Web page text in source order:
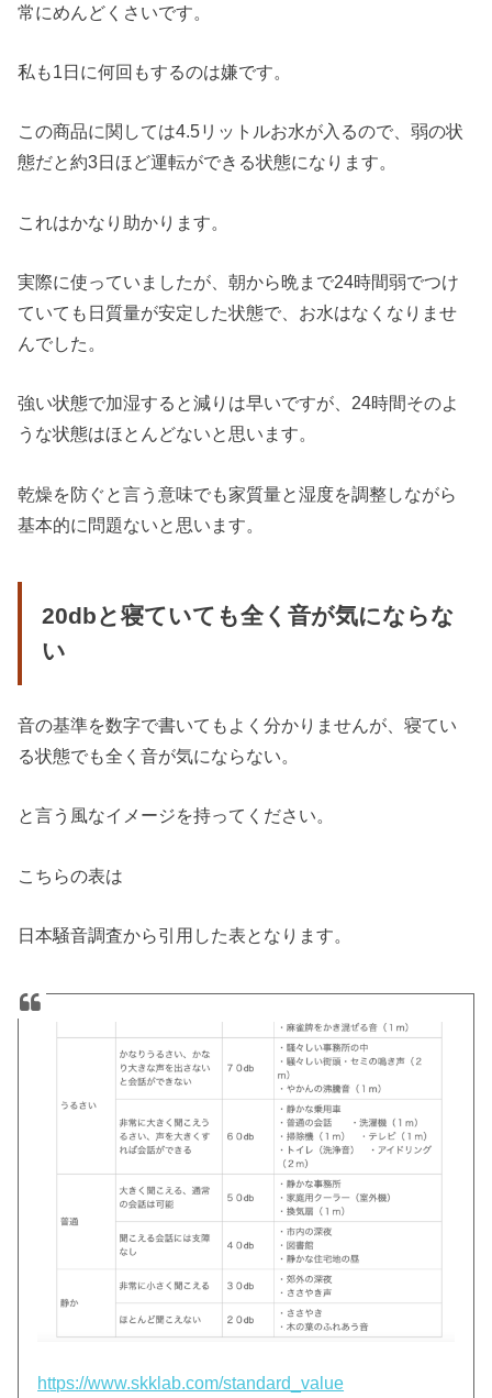
常にめんどくさいです。
私も1日に何回もするのは嫌です。
この商品に関しては4.5リットルお水が入るので、弱の状
態だと約3日ほど運転ができる状態になります。
これはかなり助かります。
実際に使っていましたが、朝から晩まで24時間弱でつけ
ていても日質量が安定した状態で、お水はなくなりませ
んでした。
強い状態で加湿すると減りは早いですが、24時間そのよ
うな状態はほとんどないと思います。
乾燥を防ぐと言う意味でも家質量と湿度を調整しながら
基本的に問題ないと思います。
20dbと寝ていても全く音が気にならな
い
音の基準を数字で書いてもよく分かりませんが、寝てい
る状態でも全く音が気にならない。
と言う風なイメージを持ってください。
こちらの表は
日本騒音調査から引用した表となります。
https://www.skklab.com/standard_value